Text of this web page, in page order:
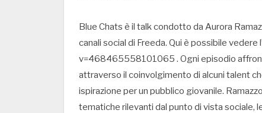
Blue Chats è il talk condotto da Aurora
canali social di Freeda. Qui è possibile
v=468465558101065 . Ogni episodio
attraverso il coinvolgimento di alcuni talent
ispirazione per un pubblico giovanile.
tematiche rilevanti dal punto di vista sociale,